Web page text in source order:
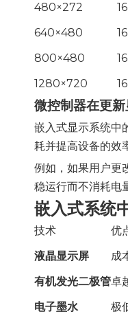
480×272
16
640×480
16
800×480
16
1280×720
16
微控制器在更
嵌入式显示系统中
耗并提高设备的效
例如，如果用户更
稳运行而不消耗电
嵌入式系统
技术 优
液晶显示屏
成
有机发光二极管卓
电子墨水
极